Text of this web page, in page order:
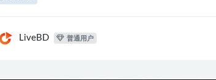
LiveBD 普通用户